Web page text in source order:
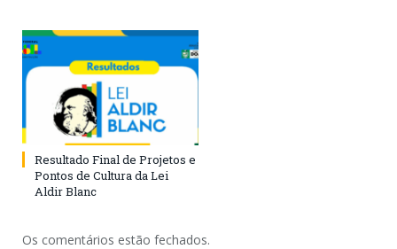
Resultado Final de Projetos e
Pontos de Cultura da Lei
Aldir Blanc
Os comentários estão fechados.